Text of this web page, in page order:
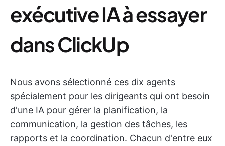
exécutive IA à essayer
dans ClickUp
Nous avons sélectionné ces dix agents
spécialement pour les dirigeants qui ont besoin
d'une IA pour gérer la planification, la
communication, la gestion des tâches, les
rapports et la coordination. Chacun d'entre eux